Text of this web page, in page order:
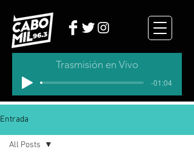
Trasmisión en Vivo
-01:04
Entrada
All Posts